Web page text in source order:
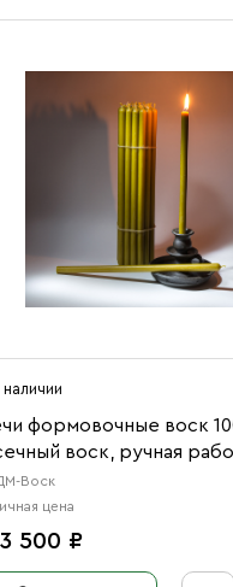
формовочные воск
воск, ручная
Воск
цена
500 ₽